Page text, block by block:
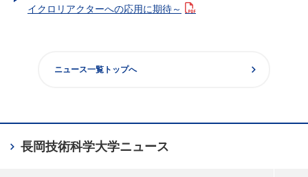
イクロリアクターへの応用に期待～
ニュース一覧トップへ chevron_right
長岡技術科学大学ニュース
chevron_right